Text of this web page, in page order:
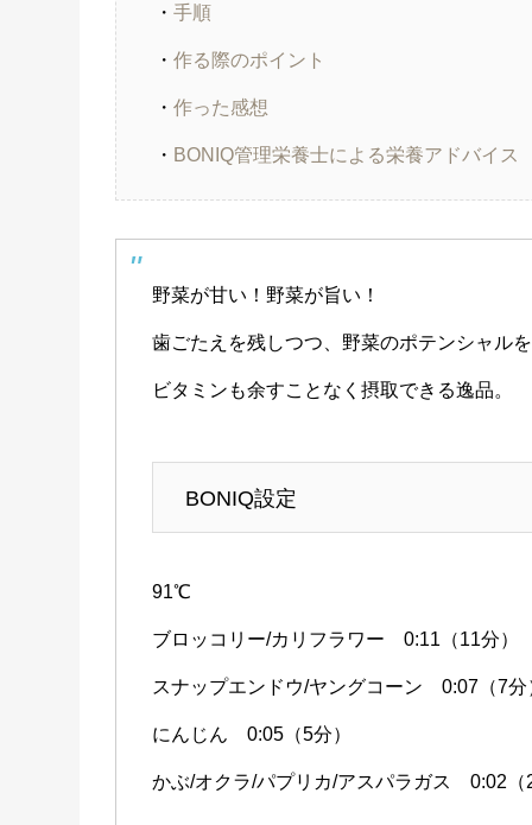
・手順
・作る際のポイント
・作った感想
・ BONIQ管理栄養士による栄養アドバイス
野菜が甘い！野菜が旨い！
歯ごたえを残しつつ、野菜のポテンシャル
ビタミンも余すことなく摂取できる逸品。
BONIQ設定
91℃
ブロッコリー/カリフラワー 0:11（11分）
スナップエンドウ/ヤングコーン 0:07（7分
にんじん 0:05（5分）
かぶ/オクラ/パプリカ/アスパラガス 0:02（